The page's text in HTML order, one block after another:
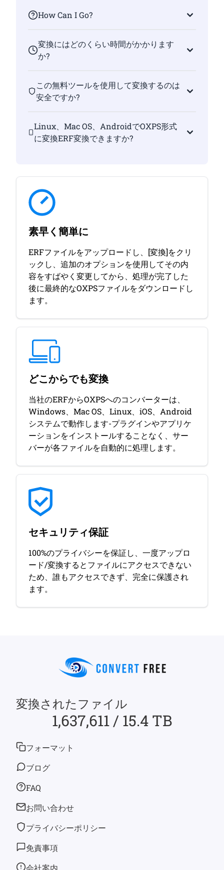
How Can I Go?
変換にはどのくらい時間がかかります
か?
この無料ツールを使用して変換するのは
安全ですか?
Linux、Mac OS、AndroidでOXPS形式
に変換ERF変換できますか?
素早く簡単に
ERFファイルをアップロードし、[変換]をクリ
ックし、追加のオプションを使用してその内
容をすばやく変更してから、処理が完了した
後に最終的なOXPSファイルをダウンロードし
ます。
どこからでも変換
当社のERFからOXPSへのコンバーターは、
Windows、Mac OS、Linux、iOS、Android
システムで動作します-プラグインやアプリケ
ーションをインストールすることなく、サー
バーが各ファイルを自動的に処理します。
セキュリティ保証
100%のプライバシーを保証し、一度アップロ
ード/変換するとファイルにアクセスできない
ため、誰もアクセスできず、完全に保護され
ます。
変換されたファイル
1,637,611 / 15.4 TB
フォーマット
ブログ
FAQ
お問い合わせ
プライバシーポリシー
免責事項
会社案内